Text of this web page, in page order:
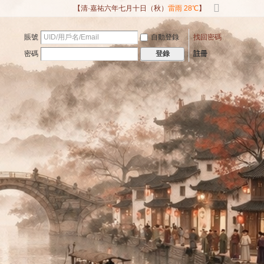
【清·嘉祐六年七月十日（秋） 雷雨 28℃】
切
換
到
寬
版
賬號 自動登錄
找回密碼
密碼
登錄 註冊